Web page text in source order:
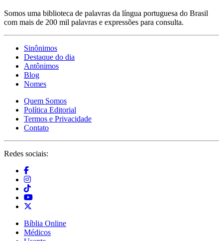
Somos uma biblioteca de palavras da língua portuguesa do Brasil
com mais de 200 mil palavras e expressões para consulta.
Sinônimos
Destaque do dia
Antônimos
Blog
Nomes
Quem Somos
Política Editorial
Termos e Privacidade
Contato
Redes sociais:
Bíblia Online
Médicos